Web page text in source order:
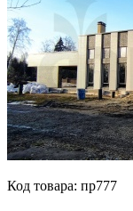
Код товара: пр777